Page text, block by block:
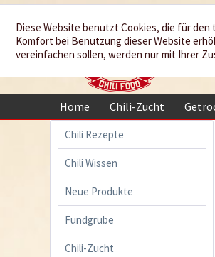
Home Chili-Zucht
Chili Rezepte
Chili Wissen
Neue Produkte
Fundgrube
Chili-Zucht
Diese Website benutzt Cookies, die für
Komfort bei Benutzung dieser Website
vereinfachen sollen, werden nur mit Ihrer